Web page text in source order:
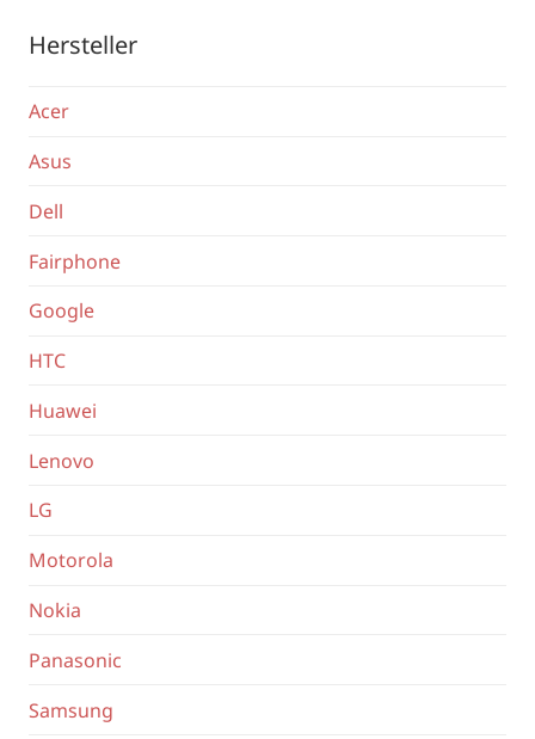
Hersteller
Acer
Asus
Dell
Fairphone
Google
HTC
Huawei
Lenovo
LG
Motorola
Nokia
Panasonic
Samsung